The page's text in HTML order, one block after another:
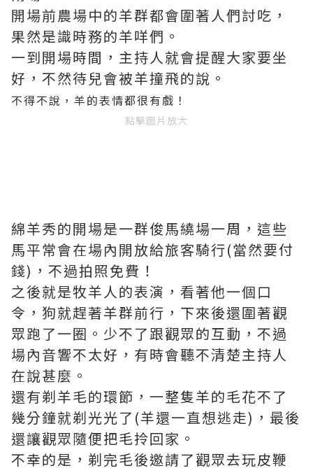
開場前農場中的羊群都會圍著人們討吃，
果然是識時務的羊咩們。
一到開場時間，主持人就會提醒大家要坐
好，不然待兒會被羊撞飛的說。
不得不說，羊的表情都很有戲！
點擊圖片放大
綿羊秀的開場是一群俊馬繞場一周，這些
馬平常會在場內開放給旅客騎行(當然要付
錢)，不過拍照免費！
之後就是牧羊人的表演，看著他一個口
令，狗就趕著羊群前行，下來後還圍著觀
眾跑了一圈。少不了跟觀眾的互動，不過
場內音響不太好，有時會聽不清楚主持人
在說甚麼。
還有剃羊毛的環節，一整隻羊的毛花不了
幾分鐘就剃光光了(羊還一直想逃走)，最後
還讓觀眾隨便把毛拎回家。
不幸的是，剃完毛後邀請了觀眾去玩皮鞭